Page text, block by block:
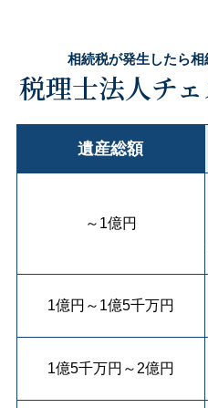
相続税が発生したら
税理士法人チ
遺産総額
～ 1億円
1億円 ～ 1億5千万円
1億5千万円 ～ 2億円